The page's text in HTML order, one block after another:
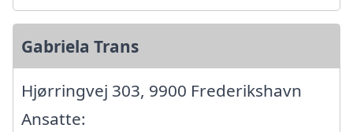
Gabriela Trans
Hjørringvej 303, 9900 Frederikshavn
Ansatte: